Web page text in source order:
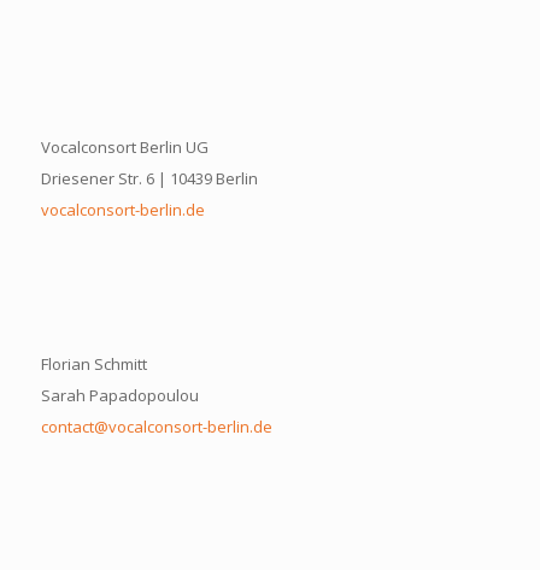
Vocalconsort Berlin UG
Driesener Str. 6 | 10439 Berlin
vocalconsort-berlin.de
Florian Schmitt
Sarah Papadopoulou
contact@vocalconsort-berlin.de